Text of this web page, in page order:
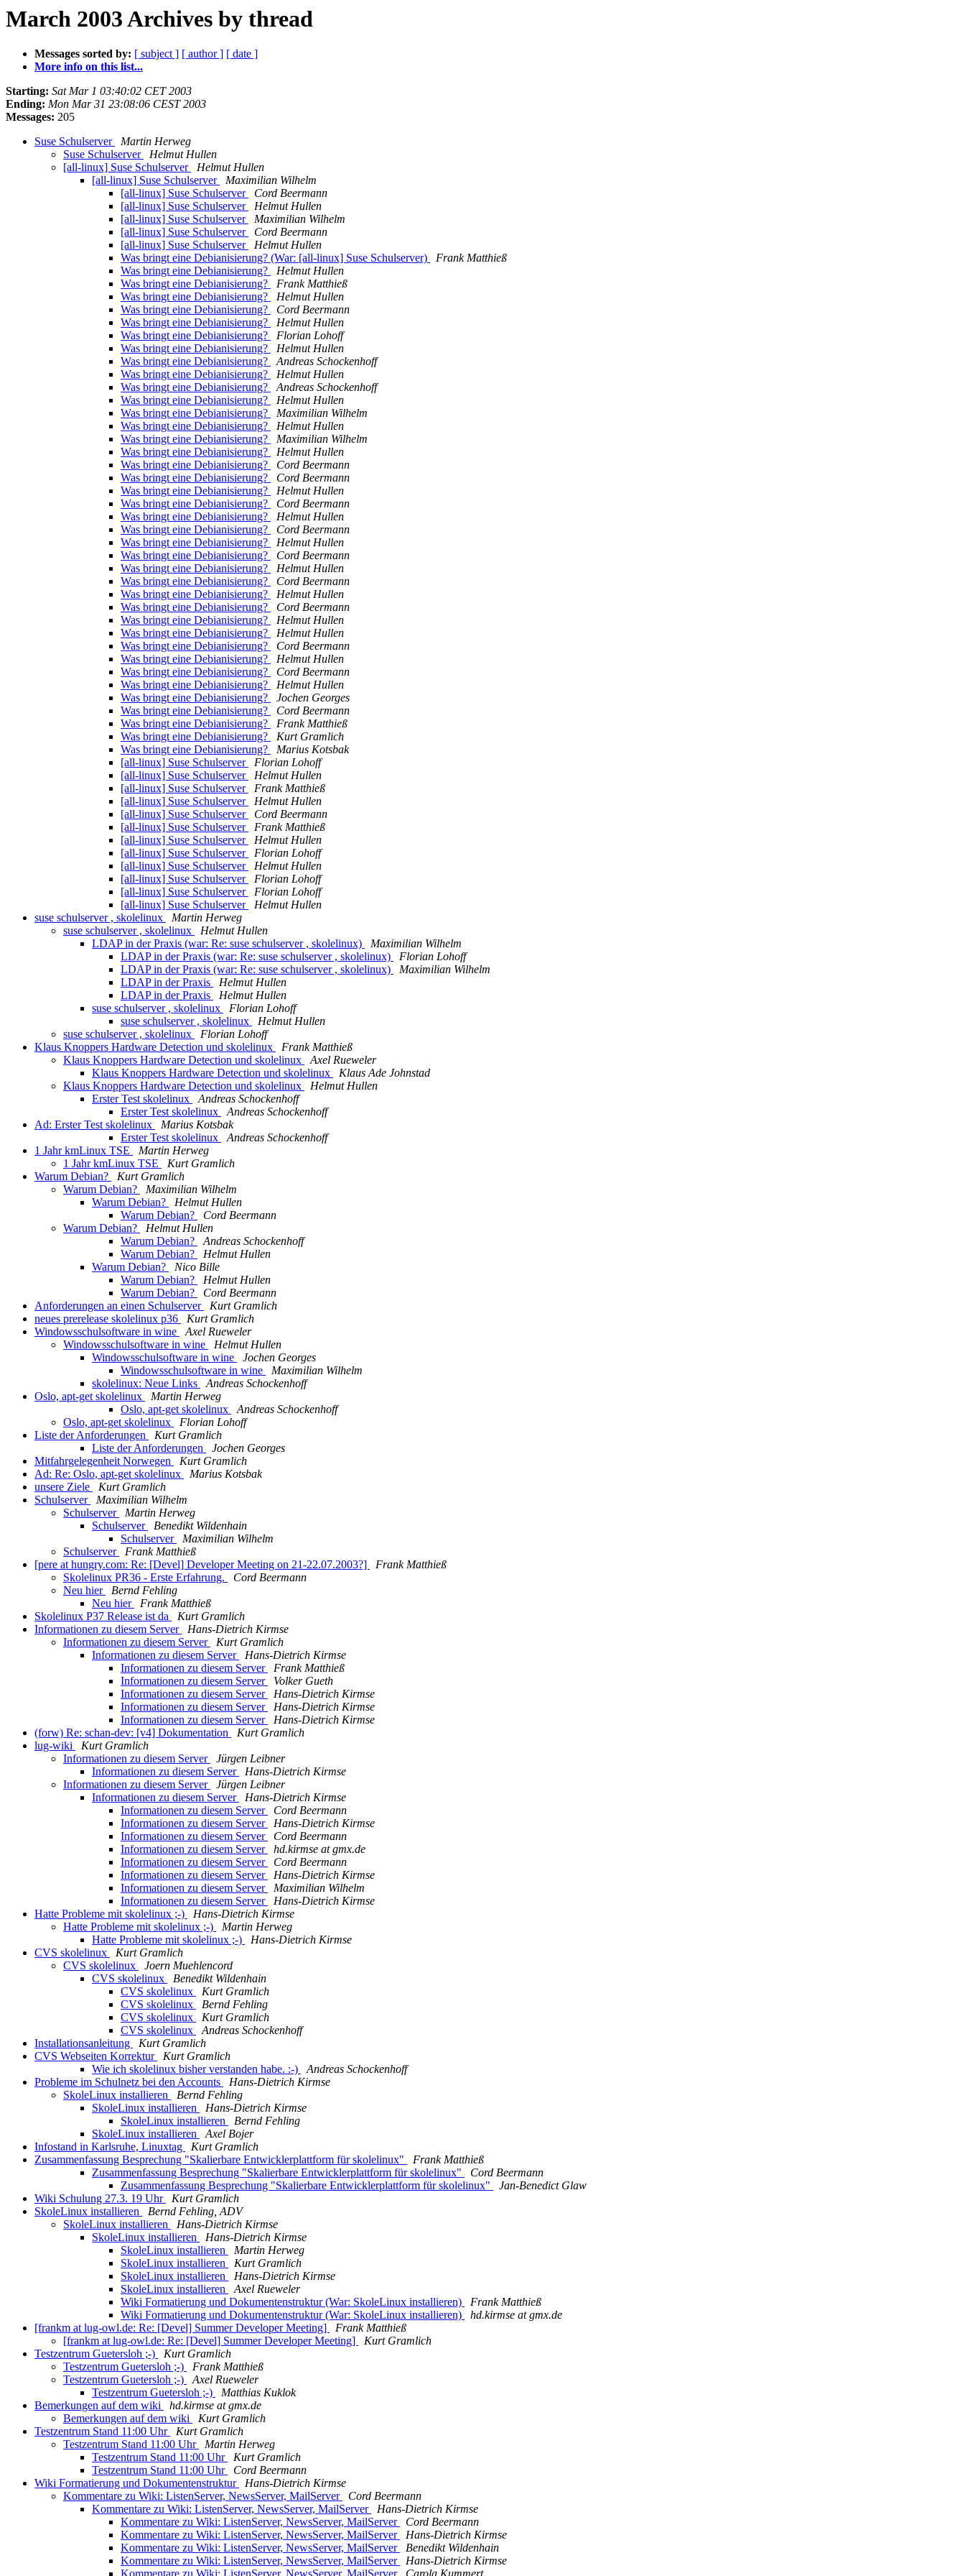
March 2003 Archives by thread
Messages sorted by: [ subject ] [ author ] [ date ]
More info on this list...
Starting: Sat Mar 1 03:40:02 CET 2003
Ending: Mon Mar 31 23:08:06 CEST 2003
Messages: 205
Suse Schulserver
Martin Herweg
Suse Schulserver
Helmut Hullen
[all-linux] Suse Schulserver
Helmut Hullen
[all-linux] Suse Schulserver
Maximilian Wilhelm
[all-linux] Suse Schulserver
Cord Beermann
[all-linux] Suse Schulserver
Helmut Hullen
[all-linux] Suse Schulserver
Maximilian Wilhelm
[all-linux] Suse Schulserver
Cord Beermann
[all-linux] Suse Schulserver
Helmut Hullen
Was bringt eine Debianisierung? (War: [all-linux] Suse Schulserver)
Frank Matthieß
Was bringt eine Debianisierung?
Helmut Hullen
Was bringt eine Debianisierung?
Frank Matthieß
Was bringt eine Debianisierung?
Helmut Hullen
Was bringt eine Debianisierung?
Cord Beermann
Was bringt eine Debianisierung?
Helmut Hullen
Was bringt eine Debianisierung?
Florian Lohoff
Was bringt eine Debianisierung?
Helmut Hullen
Was bringt eine Debianisierung?
Andreas Schockenhoff
Was bringt eine Debianisierung?
Helmut Hullen
Was bringt eine Debianisierung?
Andreas Schockenhoff
Was bringt eine Debianisierung?
Helmut Hullen
Was bringt eine Debianisierung?
Maximilian Wilhelm
Was bringt eine Debianisierung?
Helmut Hullen
Was bringt eine Debianisierung?
Maximilian Wilhelm
Was bringt eine Debianisierung?
Helmut Hullen
Was bringt eine Debianisierung?
Cord Beermann
Was bringt eine Debianisierung?
Cord Beermann
Was bringt eine Debianisierung?
Helmut Hullen
Was bringt eine Debianisierung?
Cord Beermann
Was bringt eine Debianisierung?
Helmut Hullen
Was bringt eine Debianisierung?
Cord Beermann
Was bringt eine Debianisierung?
Helmut Hullen
Was bringt eine Debianisierung?
Cord Beermann
Was bringt eine Debianisierung?
Helmut Hullen
Was bringt eine Debianisierung?
Cord Beermann
Was bringt eine Debianisierung?
Helmut Hullen
Was bringt eine Debianisierung?
Cord Beermann
Was bringt eine Debianisierung?
Helmut Hullen
Was bringt eine Debianisierung?
Helmut Hullen
Was bringt eine Debianisierung?
Cord Beermann
Was bringt eine Debianisierung?
Helmut Hullen
Was bringt eine Debianisierung?
Cord Beermann
Was bringt eine Debianisierung?
Helmut Hullen
Was bringt eine Debianisierung?
Jochen Georges
Was bringt eine Debianisierung?
Cord Beermann
Was bringt eine Debianisierung?
Frank Matthieß
Was bringt eine Debianisierung?
Kurt Gramlich
Was bringt eine Debianisierung?
Marius Kotsbak
[all-linux] Suse Schulserver
Florian Lohoff
[all-linux] Suse Schulserver
Helmut Hullen
[all-linux] Suse Schulserver
Frank Matthieß
[all-linux] Suse Schulserver
Helmut Hullen
[all-linux] Suse Schulserver
Cord Beermann
[all-linux] Suse Schulserver
Frank Matthieß
[all-linux] Suse Schulserver
Helmut Hullen
[all-linux] Suse Schulserver
Florian Lohoff
[all-linux] Suse Schulserver
Helmut Hullen
[all-linux] Suse Schulserver
Florian Lohoff
[all-linux] Suse Schulserver
Florian Lohoff
[all-linux] Suse Schulserver
Helmut Hullen
suse schulserver , skolelinux
Martin Herweg
suse schulserver , skolelinux
Helmut Hullen
LDAP in der Praxis (war: Re: suse schulserver , skolelinux)
Maximilian Wilhelm
LDAP in der Praxis (war: Re: suse schulserver , skolelinux)
Florian Lohoff
LDAP in der Praxis (war: Re: suse schulserver , skolelinux)
Maximilian Wilhelm
LDAP in der Praxis
Helmut Hullen
LDAP in der Praxis
Helmut Hullen
suse schulserver , skolelinux
Florian Lohoff
suse schulserver , skolelinux
Helmut Hullen
suse schulserver , skolelinux
Florian Lohoff
Klaus Knoppers Hardware Detection und skolelinux
Frank Matthieß
Klaus Knoppers Hardware Detection und skolelinux
Axel Rueweler
Klaus Knoppers Hardware Detection und skolelinux
Klaus Ade Johnstad
Klaus Knoppers Hardware Detection und skolelinux
Helmut Hullen
Erster Test skolelinux
Andreas Schockenhoff
Erster Test skolelinux
Andreas Schockenhoff
Ad: Erster Test skolelinux
Marius Kotsbak
Erster Test skolelinux
Andreas Schockenhoff
1 Jahr kmLinux TSE
Martin Herweg
1 Jahr kmLinux TSE
Kurt Gramlich
Warum Debian?
Kurt Gramlich
Warum Debian?
Maximilian Wilhelm
Warum Debian?
Helmut Hullen
Warum Debian?
Cord Beermann
Warum Debian?
Helmut Hullen
Warum Debian?
Andreas Schockenhoff
Warum Debian?
Helmut Hullen
Warum Debian?
Nico Bille
Warum Debian?
Helmut Hullen
Warum Debian?
Cord Beermann
Anforderungen an einen Schulserver
Kurt Gramlich
neues prerelease skolelinux p36
Kurt Gramlich
Windowsschulsoftware in wine
Axel Rueweler
Windowsschulsoftware in wine
Helmut Hullen
Windowsschulsoftware in wine
Jochen Georges
Windowsschulsoftware in wine
Maximilian Wilhelm
skolelinux: Neue Links
Andreas Schockenhoff
Oslo, apt-get skolelinux
Martin Herweg
Oslo, apt-get skolelinux
Andreas Schockenhoff
Oslo, apt-get skolelinux
Florian Lohoff
Liste der Anforderungen
Kurt Gramlich
Liste der Anforderungen
Jochen Georges
Mitfahrgelegenheit Norwegen
Kurt Gramlich
Ad: Re: Oslo, apt-get skolelinux
Marius Kotsbak
unsere Ziele
Kurt Gramlich
Schulserver
Maximilian Wilhelm
Schulserver
Martin Herweg
Schulserver
Benedikt Wildenhain
Schulserver
Maximilian Wilhelm
Schulserver
Frank Matthieß
[pere at hungry.com: Re: [Devel] Developer Meeting on 21-22.07.2003?]
Frank Matthieß
Skolelinux PR36 - Erste Erfahrung.
Cord Beermann
Neu hier
Bernd Fehling
Neu hier
Frank Matthieß
Skolelinux P37 Release ist da
Kurt Gramlich
Informationen zu diesem Server
Hans-Dietrich Kirmse
Informationen zu diesem Server
Kurt Gramlich
Informationen zu diesem Server
Hans-Dietrich Kirmse
Informationen zu diesem Server
Frank Matthieß
Informationen zu diesem Server
Volker Gueth
Informationen zu diesem Server
Hans-Dietrich Kirmse
Informationen zu diesem Server
Hans-Dietrich Kirmse
Informationen zu diesem Server
Hans-Dietrich Kirmse
(forw) Re: schan-dev: [v4] Dokumentation
Kurt Gramlich
lug-wiki
Kurt Gramlich
Informationen zu diesem Server
Jürgen Leibner
Informationen zu diesem Server
Hans-Dietrich Kirmse
Informationen zu diesem Server
Jürgen Leibner
Informationen zu diesem Server
Hans-Dietrich Kirmse
Informationen zu diesem Server
Cord Beermann
Informationen zu diesem Server
Hans-Dietrich Kirmse
Informationen zu diesem Server
Cord Beermann
Informationen zu diesem Server
hd.kirmse at gmx.de
Informationen zu diesem Server
Cord Beermann
Informationen zu diesem Server
Hans-Dietrich Kirmse
Informationen zu diesem Server
Maximilian Wilhelm
Informationen zu diesem Server
Hans-Dietrich Kirmse
Hatte Probleme mit skolelinux ;-)
Hans-Dietrich Kirmse
Hatte Probleme mit skolelinux ;-)
Martin Herweg
Hatte Probleme mit skolelinux ;-)
Hans-Dietrich Kirmse
CVS skolelinux
Kurt Gramlich
CVS skolelinux
Joern Muehlencord
CVS skolelinux
Benedikt Wildenhain
CVS skolelinux
Kurt Gramlich
CVS skolelinux
Bernd Fehling
CVS skolelinux
Kurt Gramlich
CVS skolelinux
Andreas Schockenhoff
Installationsanleitung
Kurt Gramlich
CVS Webseiten Korrektur
Kurt Gramlich
Wie ich skolelinux bisher verstanden habe. :-)
Andreas Schockenhoff
Probleme im Schulnetz bei den Accounts
Hans-Dietrich Kirmse
SkoleLinux installieren
Bernd Fehling
SkoleLinux installieren
Hans-Dietrich Kirmse
SkoleLinux installieren
Bernd Fehling
SkoleLinux installieren
Axel Bojer
Infostand in Karlsruhe, Linuxtag
Kurt Gramlich
Zusammenfassung Besprechung "Skalierbare Entwicklerplattform für skolelinux"
Frank Matthieß
Zusammenfassung Besprechung "Skalierbare Entwicklerplattform für skolelinux"
Cord Beermann
Zusammenfassung Besprechung "Skalierbare Entwicklerplattform für skolelinux"
Jan-Benedict Glaw
Wiki Schulung 27.3. 19 Uhr
Kurt Gramlich
SkoleLinux installieren
Bernd Fehling, ADV
SkoleLinux installieren
Hans-Dietrich Kirmse
SkoleLinux installieren
Hans-Dietrich Kirmse
SkoleLinux installieren
Martin Herweg
SkoleLinux installieren
Kurt Gramlich
SkoleLinux installieren
Hans-Dietrich Kirmse
SkoleLinux installieren
Axel Rueweler
Wiki Formatierung und Dokumentenstruktur (War: SkoleLinux installieren)
Frank Matthieß
Wiki Formatierung und Dokumentenstruktur (War: SkoleLinux installieren)
hd.kirmse at gmx.de
[frankm at lug-owl.de: Re: [Devel] Summer Developer Meeting]
Frank Matthieß
[frankm at lug-owl.de: Re: [Devel] Summer Developer Meeting]
Kurt Gramlich
Testzentrum Guetersloh ;-)
Kurt Gramlich
Testzentrum Guetersloh ;-)
Frank Matthieß
Testzentrum Guetersloh ;-)
Axel Rueweler
Testzentrum Guetersloh ;-)
Matthias Kuklok
Bemerkungen auf dem wiki
hd.kirmse at gmx.de
Bemerkungen auf dem wiki
Kurt Gramlich
Testzentrum Stand 11:00 Uhr
Kurt Gramlich
Testzentrum Stand 11:00 Uhr
Martin Herweg
Testzentrum Stand 11:00 Uhr
Kurt Gramlich
Testzentrum Stand 11:00 Uhr
Cord Beermann
Wiki Formatierung und Dokumentenstruktur
Hans-Dietrich Kirmse
Kommentare zu Wiki: ListenServer, NewsServer, MailServer
Cord Beermann
Kommentare zu Wiki: ListenServer, NewsServer, MailServer
Hans-Dietrich Kirmse
Kommentare zu Wiki: ListenServer, NewsServer, MailServer
Cord Beermann
Kommentare zu Wiki: ListenServer, NewsServer, MailServer
Hans-Dietrich Kirmse
Kommentare zu Wiki: ListenServer, NewsServer, MailServer
Benedikt Wildenhain
Kommentare zu Wiki: ListenServer, NewsServer, MailServer
Hans-Dietrich Kirmse